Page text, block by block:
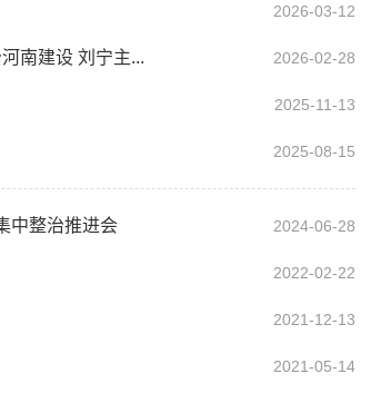
2026-03-12
南建设 刘宁主... 2026-02-28
2025-11-13
2025-08-15
中整治推进会 2024-06-28
2022-02-22
2021-12-13
2021-05-14